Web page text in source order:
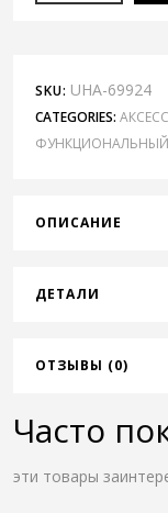
SKU: UHA-69924
CATEGORIES:
ФУНКЦИОНАЛЬНЫЙ
ОПИСАНИЕ
ДЕТАЛИ
ОТЗЫВЫ (0)
Часто
эти товары